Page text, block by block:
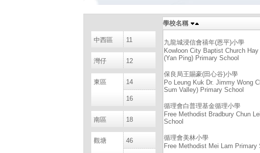
中西區 11
灣仔 12
東區 14
16
南區 18
觀塘 46
學校名稱
九龍城浸信會禧年(恩平)小學
Kowloon City Baptist Church Hay
(Yan Ping) Primary School
保良局王賜豪(田心谷)小學
Po Leung Kuk Dr. Jimmy Wong
Sum Valley) Primary School
循理會白普理基金循理小學
Free Methodist Bradbury Chun
School
循理會美林小學
Free Methodist Mei Lam Primary